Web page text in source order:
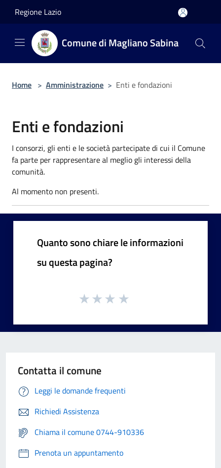
Regione Lazio
Comune di Magliano Sabina
Home > Amministrazione > Enti e fondazioni
Enti e fondazioni
I consorzi, gli enti e le società partecipate di cui il Comune
fa parte per rappresentare al meglio gli interessi della
comunità.
Al momento non presenti.
Quanto sono chiare le informazioni
su questa pagina?
Contatta il comune
Leggi le domande frequenti
Richiedi Assistenza
Chiama il comune 0744-910336
Prenota un appuntamento